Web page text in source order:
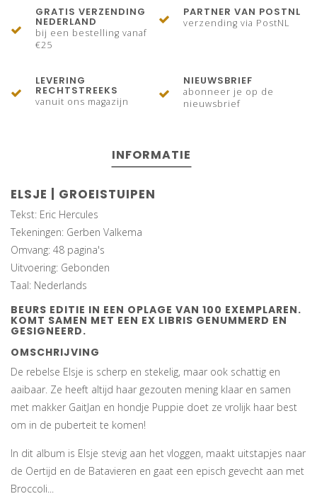
GRATIS VERZENDING
NEDERLAND
bij een bestelling vanaf
€25
PARTNER VAN POSTNL
verzending via PostNL
LEVERING
RECHTSTREEKS
vanuit ons magazijn
NIEUWSBRIEF
abonneer je op de
nieuwsbrief
INFORMATIE
ELSJE | GROEISTUIPEN
Tekst: Eric Hercules
Tekeningen: Gerben Valkema
Omvang: 48 pagina's
Uitvoering: Gebonden
Taal: Nederlands
BEURS EDITIE IN EEN OPLAGE VAN 100 EXEMPLAREN.
KOMT SAMEN MET EEN EX LIBRIS GENUMMERD EN
GESIGNEERD.
OMSCHRIJVING
De rebelse Elsje is scherp en stekelig, maar ook schattig en
aaibaar. Ze heeft altijd haar gezouten mening klaar en samen
met makker GaitJan en hondje Puppie doet ze vrolijk haar best
om in de puberteit te komen!
In dit album is Elsje stevig aan het vloggen, maakt uitstapjes naar
de Oertijd en de Batavieren en gaat een episch gevecht aan met
Broccoli...